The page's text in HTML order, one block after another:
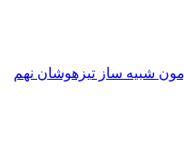
شبیه ساز تیزهوشان نهم